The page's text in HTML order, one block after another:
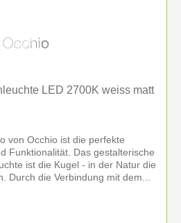
LED 2700K weiss matt
von Occhio ist die perfekte
Funktionalität. Das gestalterische
ist die Kugel - in der Natur die
Durch die Verbindung mit dem...